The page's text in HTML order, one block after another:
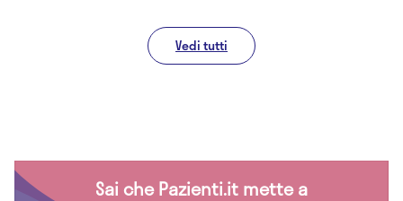
Vedi tutti
Sai che Pazienti.it mette a